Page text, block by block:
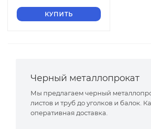
КУПИТЬ
Черный металлопрокат
Мы предлагаем черный
листов и труб до уголков и балок.
оперативная доставка.